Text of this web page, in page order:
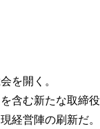
を開く。
含む新たな取締役
経営陣の刷新だ。